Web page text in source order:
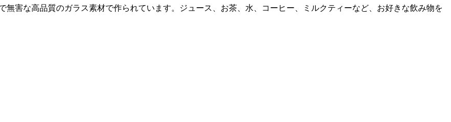
無害な高品質のガラス素材で作られています。ジュース、お茶、水、コーヒー、ミルクティーなど、お好きな飲み物を